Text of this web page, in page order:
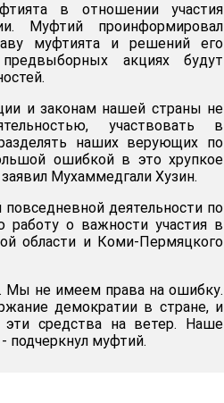
в отношении участия
Муфтий проинформировал
муфтията и решений его
акциях будут
и законам нашей страны не
участвовать в
наших верующих по
ошибкой в это хрупкое
Мухаммедгали Хузин.
деятельности по
работу о важности участия в
области и Коми-Пермяцкого
Мы не имеем права на ошибку.
демократии в стране, и
средства на ветер. Наше
подчеркнул муфтий.